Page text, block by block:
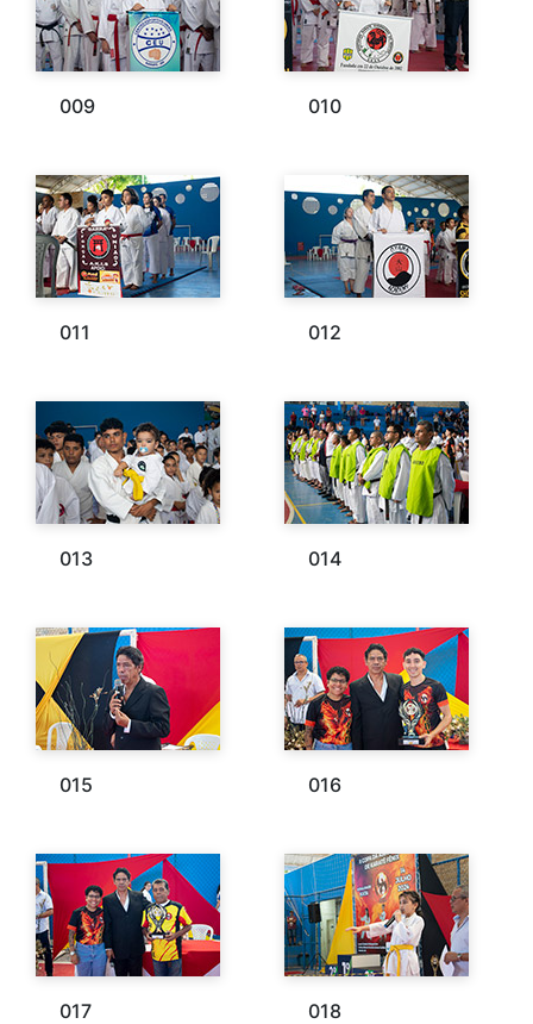
009 010
011 012
013 014
015 016
017 018